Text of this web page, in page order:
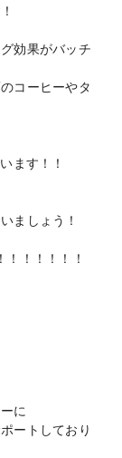
効果がバッチ
コーヒーやタ
ます！！
ましょう！
！！！！！
に
ートしており